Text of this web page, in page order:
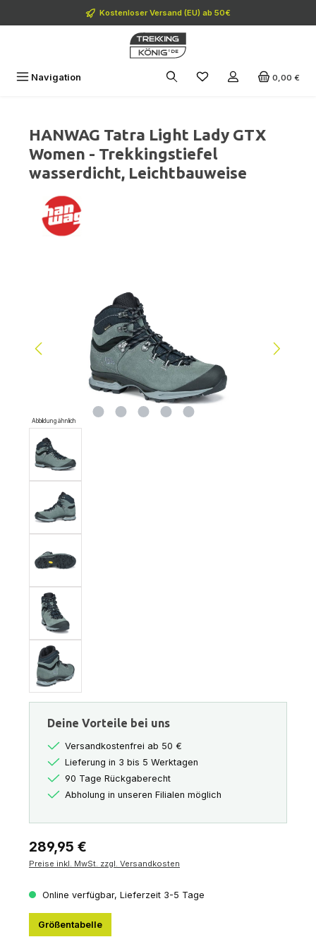
Zum Hauptinhalt springenKostenloser Versand (EU) ab 50€
Navigation 0,00 €
HANWAG Tatra Light Lady GTX
Women - Trekkingstiefel
wasserdicht, Leichtbauweise
Abbildung ähnlich
Deine Vorteile bei uns
Versandkostenfrei ab 50 €
Lieferung in 3 bis 5 Werktagen
90 Tage Rückgaberecht
Abholung in unseren Filialen möglich
Regulärer Preis:
289,95 €
Preise inkl. MwSt. zzgl. Versandkosten
Online verfügbar, Lieferzeit 3-5 Tage
Größentabelle